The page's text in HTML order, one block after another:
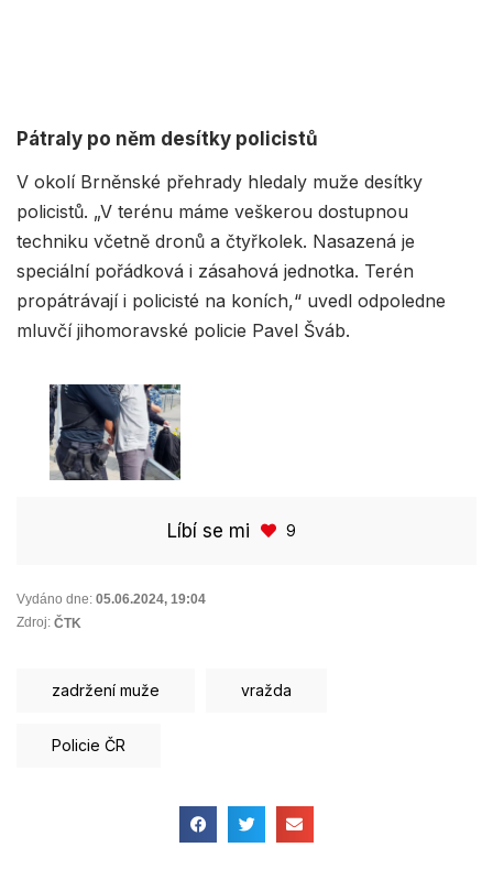
Pátraly po něm desítky policistů
V okolí Brněnské přehrady hledaly muže desítky
policistů. „V terénu máme veškerou dostupnou
techniku včetně dronů a čtyřkolek. Nasazená je
speciální pořádková i zásahová jednotka. Terén
propátrávají i policisté na koních,“ uvedl odpoledne
mluvčí jihomoravské policie Pavel Šváb.
Líbí se mi 9
Vydáno dne: 05.06.2024, 19:04
Zdroj: ČTK
zadržení muže vražda
Policie ČR